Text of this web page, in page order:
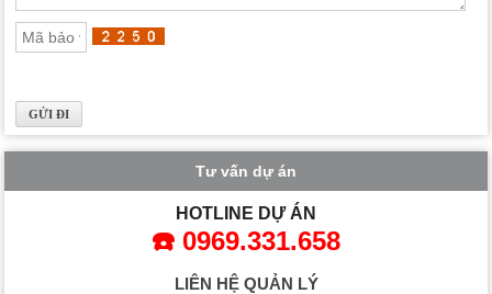
Tư vấn dự án
HOTLINE DỰ ÁN
☎️ 0969.331.658
LIÊN HỆ QUẢN LÝ